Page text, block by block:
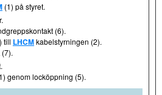
(1) på styret.
(6).
till LHCMkabelstyrningen (2).
genom locköppning (5).